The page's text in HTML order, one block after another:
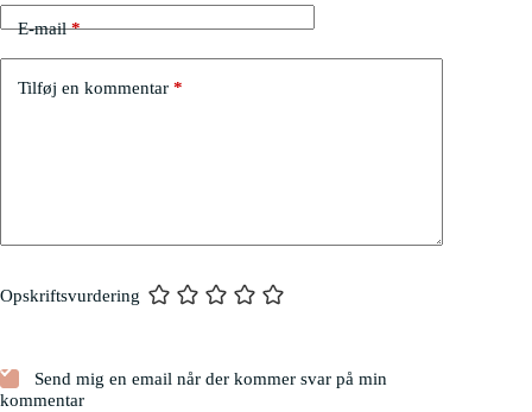
E-mail*
Tilføj en kommentar *
Opskriftsvurdering
Send mig en email når der kommer svar på min
kommentar